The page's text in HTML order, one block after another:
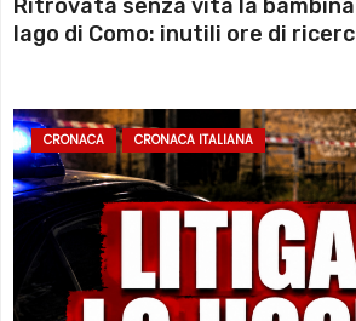
Ritrovata senza vita la
lago di Como: inutili ore di
CRONACA CRONACA ITALIANA